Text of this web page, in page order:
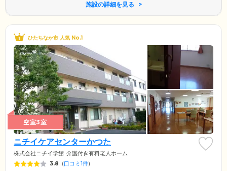
施設の詳細を見る
ひたちなか市 人気 No.1
空室3室
ニチイケアセンターかつた
株式会社ニチイ学館 介護付き有料老人ホーム
3.8 (口コミ1件)